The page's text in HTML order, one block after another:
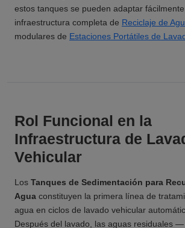
estos tanques se pueden adaptar
infraestructura completa de Reciclaje de
modulares de Estaciones Portátiles de
Rol Funcional en la
Infraestructura de
Vehicular
Los Tanques de Sedimentación para
Agua constituyen la primera línea de
agua en ciclos de lavado vehicular
Después del lavado, las aguas residuales